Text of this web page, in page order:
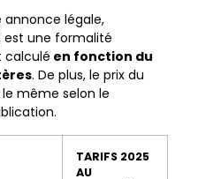
annonce légale,
est une formalité
calculé en fonction du
. De plus, le prix du
même selon le
TARIFS 2025
AU